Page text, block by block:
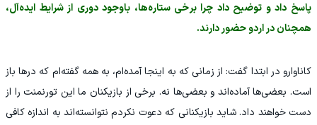
پاسخ داد و توضیح داد چرا برخی ستاره‌ها، باوجود دوری از شرایط ایده‌آل،
همچنان در اردو حضور دارند.
کاناوارو در ابتدا گفت: از زمانی که به اینجا آمده‌ام، به همه گفته‌ام که درها باز
است. بعضی‌ها آماده‌اند و بعضی‌ها نه. برخی از بازیکنان ما این تورنمنت را از
دست خواهند داد. شاید بازیکنانی که دعوت نکردم نتوانسته‌اند به اندازه کافی